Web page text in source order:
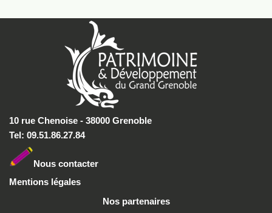
10 rue Chenoise - 38000 Grenoble
Tel: 09.51.86.27.84
Nous contacter
Mentions légales
Nos partenaires